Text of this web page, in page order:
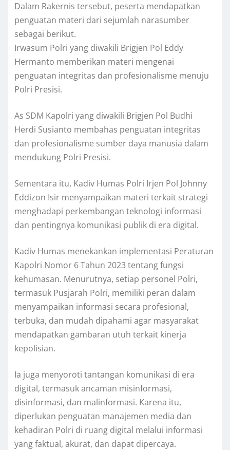
Dalam Rakernis tersebut, peserta mendapatkan
penguatan materi dari sejumlah narasumber
sebagai berikut.
Irwasum Polri yang diwakili Brigjen Pol Eddy
Hermanto memberikan materi mengenai
penguatan integritas dan profesionalisme menuju
Polri Presisi.
As SDM Kapolri yang diwakili Brigjen Pol Budhi
Herdi Susianto membahas penguatan integritas
dan profesionalisme sumber daya manusia dalam
mendukung Polri Presisi.
Sementara itu, Kadiv Humas Polri Irjen Pol Johnny
Eddizon Isir menyampaikan materi terkait strategi
menghadapi perkembangan teknologi informasi
dan pentingnya komunikasi publik di era digital.
Kadiv Humas menekankan implementasi Peraturan
Kapolri Nomor 6 Tahun 2023 tentang fungsi
kehumasan. Menurutnya, setiap personel Polri,
termasuk Pusjarah Polri, memiliki peran dalam
menyampaikan informasi secara profesional,
terbuka, dan mudah dipahami agar masyarakat
mendapatkan gambaran utuh terkait kinerja
kepolisian.
Ia juga menyoroti tantangan komunikasi di era
digital, termasuk ancaman misinformasi,
disinformasi, dan malinformasi. Karena itu,
diperlukan penguatan manajemen media dan
kehadiran Polri di ruang digital melalui informasi
yang faktual, akurat, dan dapat dipercaya.